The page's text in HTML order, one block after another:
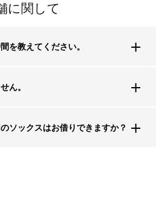
に関して
を教えてください。
ん。
ソックスはお借りできますか？